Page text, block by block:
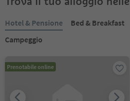
Hotel & Pensione Bed & Breakfast
Campeggio
Prenotabile online